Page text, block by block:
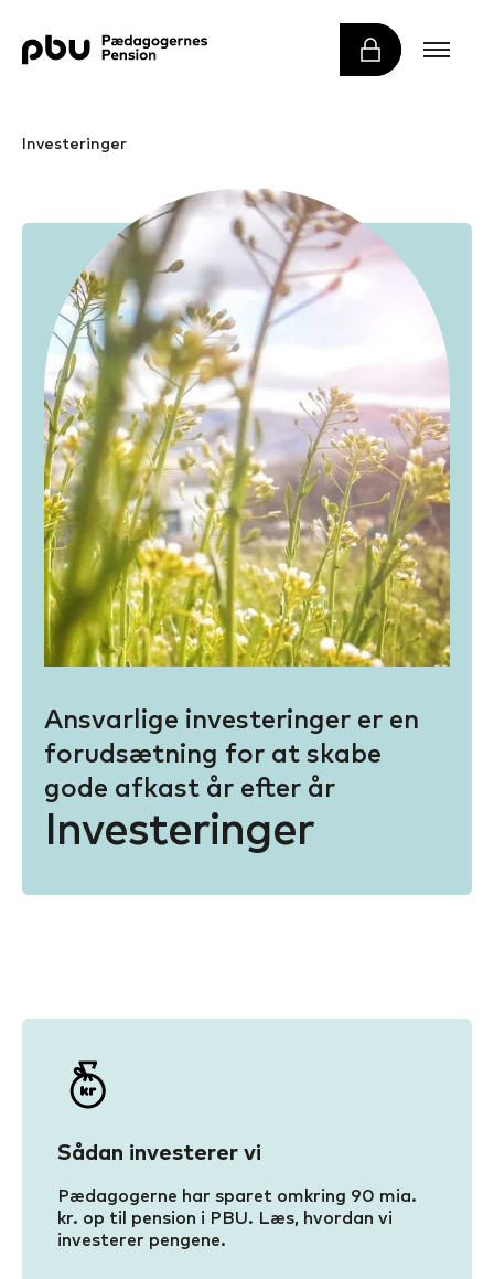
Investeringer
Ansvarlige investeringer er en
forudsætning for at skabe
gode afkast år efter år
Investeringer
Sådan investerer vi
Pædagogerne har sparet omkring 90 mia.
kr. op til pension i PBU. Læs, hvordan vi
investerer pengene.